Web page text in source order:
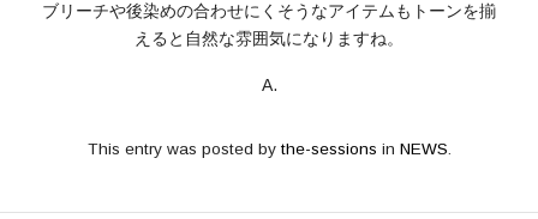
ブリーチや後染めの合わせにくそうなアイテムもトーンを揃
えると自然な雰囲気になりますね。
A.
This entry was posted by the-sessions in NEWS.